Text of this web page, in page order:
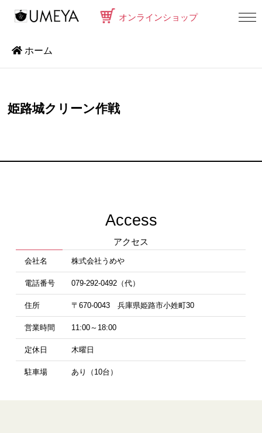
オンラインショップ
ホーム
姫路城クリーン作戦
Access
アクセス
会社名 株式会社うめや
電話番号 079-292-0492（代）
住所 〒670-0043 兵庫県姫路市小姓町30
営業時間 11:00～18:00
定休日 木曜日
駐車場 あり（10台）